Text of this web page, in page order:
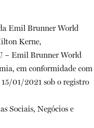
Emil Brunner World
Kerne,
– Emil Brunner World
em conformidade com
01/2021 sob o registro
Sociais, Negócios e